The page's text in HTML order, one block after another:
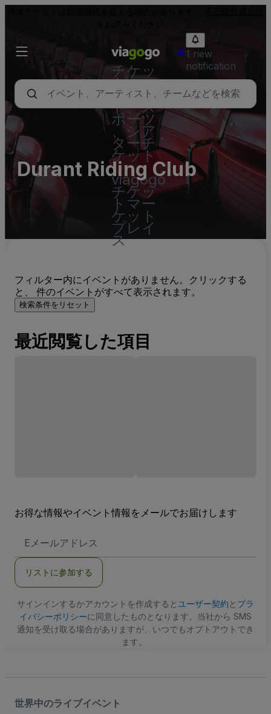
チケッ
ト - コ
ンサー
ト、ス
ポーツ
、シア
ターチ
ケット
|
viagogo
チケッ
トマー
ケット
プレイ
ス
1 new
notification
Durant Riding Club
フィルター内にイベントがありません。クリックする
と、 件のイベントがすべて表示されます。
検索条件をリセット
最近閲覧した項目
お得な情報やイベント情報をメールでお届けします
メ
ア
ス
リストに参加する
サインインするかアカウントを作成すると ユーザー契約と プラ
イバシーポリシーに同意したものとなります。当社から SMS
通知を受け取る場合がありますが、いつでもオプトアウトでき
ます。
世界中のライブイベント